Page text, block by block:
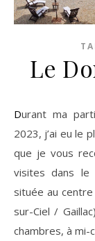
Le
Durant ma participation au projet Tarnaises ! en juillet
2023, j’ai eu le
que je vous
visites dans le
située au
sur-Ciel /
chambres, à mi-